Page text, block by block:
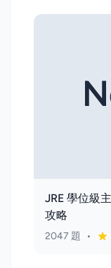
JRE 學位級
攻略
2047 題 •